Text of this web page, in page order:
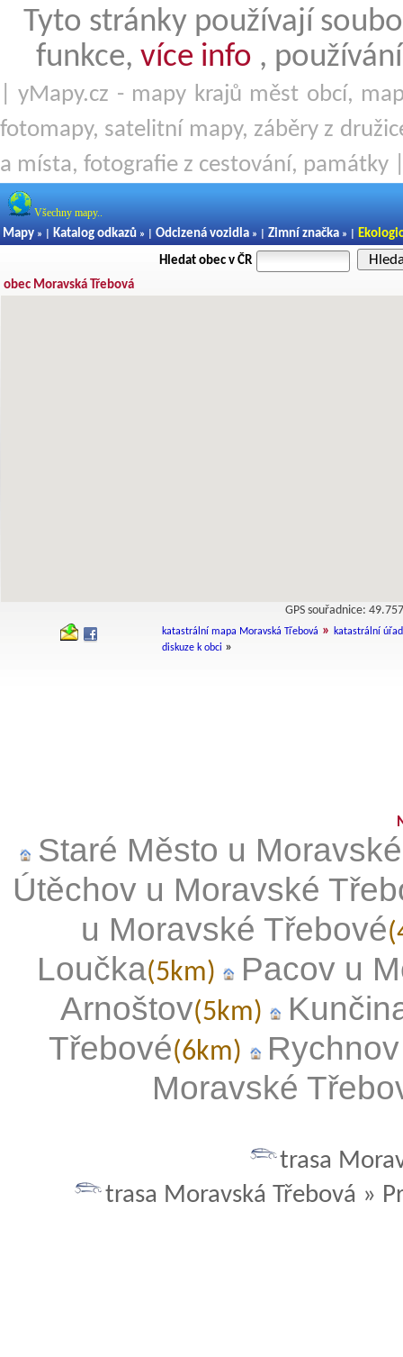
Tyto stránky používají
funkce, více info ,
| yMapy.cz - mapy krajů měst obcí,
fotomapy, satelitní mapy, záběry z
a místa, fotografie z cestování, památky
Všechny mapy..
Mapy » | Katalog odkazů » | Odcizená vozidla » | Zimní značka » |
Hledat obec v ČR
obec Moravská Třebová
GPS souřadnice:
katastrální mapa Moravská Třebová » katastrální
diskuze k obci »
Staré Město u
Útěchov u Moravské
u Moravské Třebové
Loučka(5km)
Pacov u
Arnoštov(5km)
Třebové(6km)
Moravské
trasa
trasa Moravská Třebová »